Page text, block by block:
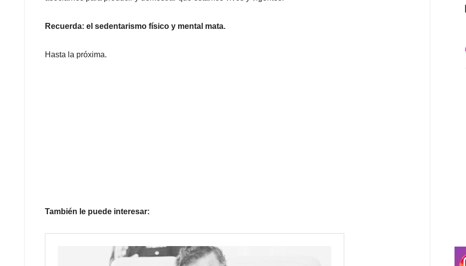
Recuerda: el sedentarismo físico y mental mata.
Hasta la próxima.
También le puede interesar: